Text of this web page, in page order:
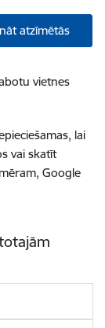
atzīmētās
vietnes
lai
vai skatīt
Google